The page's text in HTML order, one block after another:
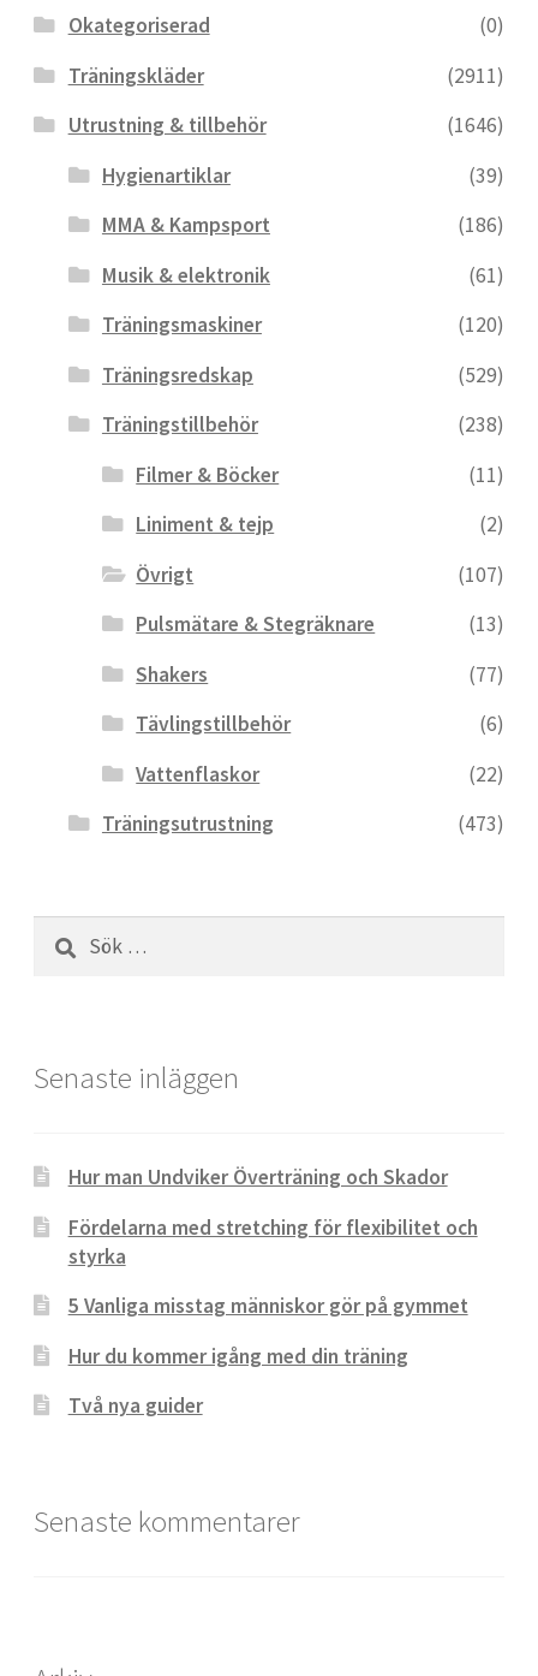
Okategoriserad
(0)
Träningskläder
(2911)
Utrustning & tillbehör
(1646)
Hygienartiklar
(39)
MMA & Kampsport
(186)
Musik & elektronik
(61)
Träningsmaskiner
(120)
Träningsredskap
(529)
Träningstillbehör
(238)
Filmer & Böcker
(11)
Liniment & tejp
(2)
Övrigt
(107)
Pulsmätare & Stegräknare
(13)
Shakers
(77)
Tävlingstillbehör
(6)
Vattenflaskor
(22)
Träningsutrustning
(473)
Sök
efter:
Senaste inläggen
Hur man Undviker Överträning och Skador
Fördelarna med stretching för flexibilitet och
styrka
5 Vanliga misstag människor gör på gymmet
Hur du kommer igång med din träning
Två nya guider
Senaste kommentarer